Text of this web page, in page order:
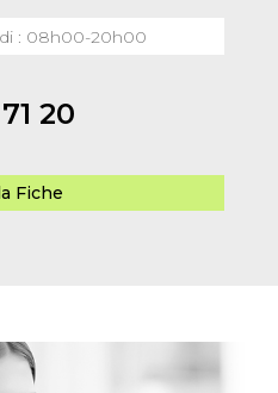
: 08h00-20h00
20
Fiche